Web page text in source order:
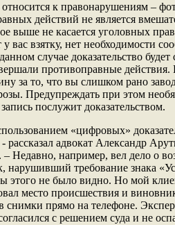
к правонарушениям –
действий не является
выше не касается уголовных
вас взятку, нет необходимости
случае доказательство
противоправные действия.
за то, что вы слишком рано
Предупреждать при этом
послужит доказательством.
«цифровых»
рассказал адвокат Александр
Недавно, например, вел дело о
нарушивший требование знака
этого не было видно. Но мой
место происшествия и
снимки прямо на телефоне.
с решением суда и не